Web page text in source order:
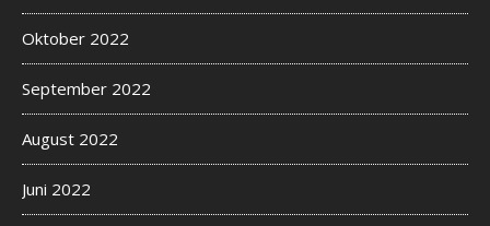
Oktober 2022
September 2022
August 2022
Juni 2022